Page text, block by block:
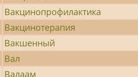
Вакцинопрофилактика
Вакцинотерапия
Вакшенный
Вал
Валаам